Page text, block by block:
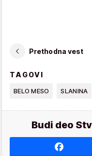
Prethodna vest
TAGOVI
BELO MESO SLANINA
Budi deo